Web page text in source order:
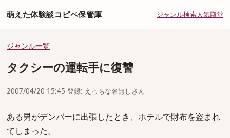
萌えた体験談コピペ保管庫 ジャンル検索人気殿堂
ジャンル一覧
タクシーの運転手に復讐
2007/04/20 15:45 登録: えっちな名無しさん
ある男がデンバーに出張したとき、ホテルで財布を盗まれ
てしまった。